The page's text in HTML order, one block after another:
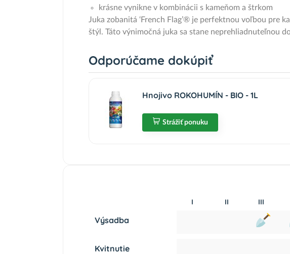
krásne vynikne v kombinácii s kameňom a štrkom
Juka zobanitá ‘French Flag’® je perfektnou voľbou pre
štýl. Táto výnimočná juka sa stane neprehliadnuteľnou
Odporúčame dokúpiť
Hnojivo ROKOHUMÍN - BIO - 1L
Strážiť ponuku
I II III
Výsadba
Kvitnutie